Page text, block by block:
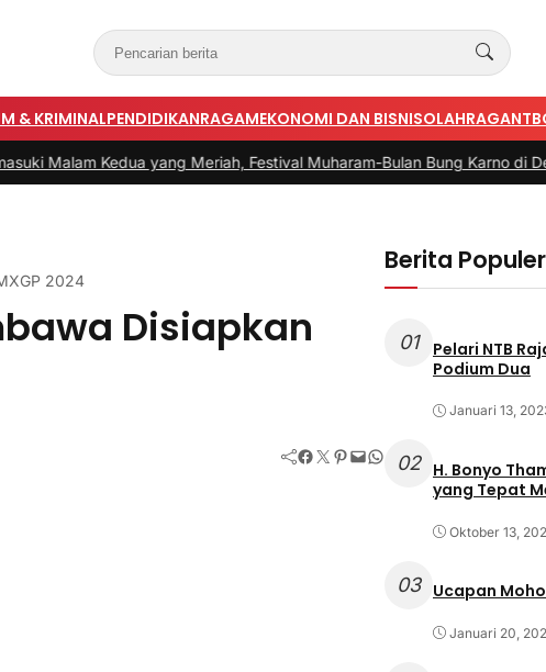
& KRIMINALPENDIDIKANRAGAMEKONOMI DAN BISNISOLAHRAGANTB
Kedua yang Meriah, Festival Muharam-Bulan Bung Karno di Desa Poto
2024
Disiapkan
Facebook Twitter Pinterest Mail WhatsApp
Berita Populer
01
Pelari NTB
Podium Dua
Januari 13,
02
H. Bonyo Thamrin Rayes
yang Tepat
Oktober 13,
03 Ucapan
Januari 20,